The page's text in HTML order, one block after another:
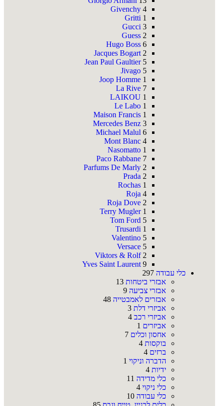
Givenchy 4
Gritti 1
Gucci 3
Guess 2
Hugo Boss 6
Jacques Bogart 2
Jean Paul Gaultier 5
Jivago 5
Joop Homme 1
La Rive 7
LAIKOU 1
Le Labo 1
Maison Francis 1
Mercedes Benz 3
Michael Malul 6
Mont Blanc 4
Nasomatto 1
Paco Rabbane 7
Parfums De Marly 2
Prada 2
Rochas 1
Roja 4
Roja Dove 2
Terry Mugler 1
Tom Ford 5
Trusardi 1
Valentino 5
Versace 5
Viktors & Rolf 2
Yves Saint Laurent 9
כלי עבודה 297
אבזרי ביטחות 13
אבזרי צביעה 9
אבזרים לאמבטייה 48
אביזרי דלת 3
אביזרי רכב 4
אביזרים 1
אחסון וכלים 7
בוקסות 4
ברזים 4
הדברה וניקוי 1
ידיות 4
כלי מדידה 11
כלי ניקוי 4
כלי עבודה 10